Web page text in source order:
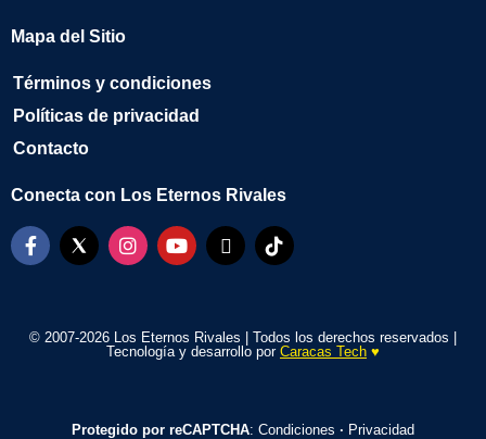
Mapa del Sitio
Términos y condiciones
Políticas de privacidad
Contacto
Conecta con Los Eternos Rivales
© 2007-2026 Los Eternos Rivales | Todos los derechos reservados |
Tecnología y desarrollo por Caracas Tech ♥️
Protegido por reCAPTCHA: Condiciones · Privacidad